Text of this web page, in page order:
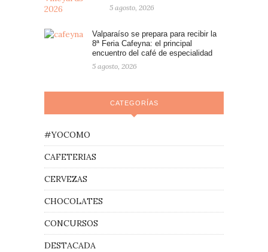
5 agosto, 2026
Valparaíso se prepara para recibir la
8ª Feria Cafeyna: el principal
encuentro del café de especialidad
5 agosto, 2026
CATEGORÍAS
#YOCOMO
CAFETERIAS
CERVEZAS
CHOCOLATES
CONCURSOS
DESTACADA